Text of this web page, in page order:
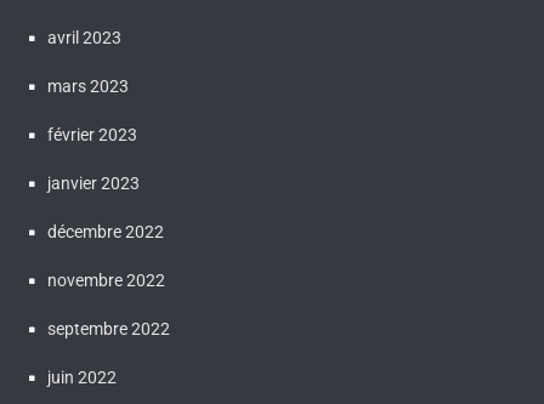
avril 2023
mars 2023
février 2023
janvier 2023
décembre 2022
novembre 2022
septembre 2022
juin 2022